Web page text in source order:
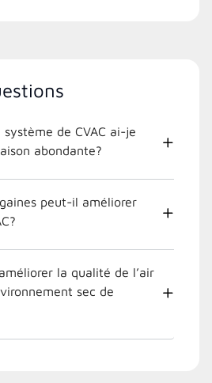
de CVAC ai-je
abondante?
peut-il améliorer
la qualité de l’air
sec de